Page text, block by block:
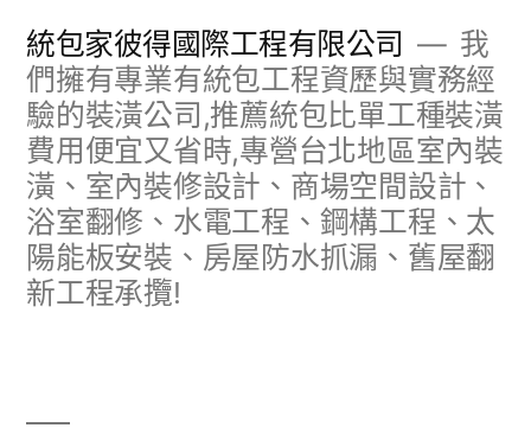
統包家彼得國際工程有限公司
我
們擁有專業有統包工程資歷與實務經
驗的裝潢公司,推薦統包比單工種裝潢
費用便宜又省時,專營台北地區室內裝
潢、室內裝修設計、商場空間設計、
浴室翻修、水電工程、鋼構工程、太
陽能板安裝、房屋防水抓漏、舊屋翻
新工程承攬!